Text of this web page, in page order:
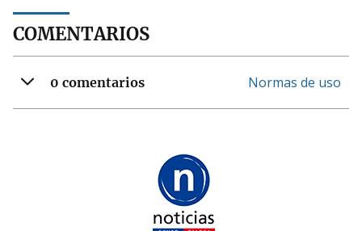
COMENTARIOS
0 comentarios Normas de uso